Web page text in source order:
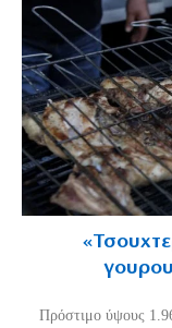
Πρόστιμο ύψους